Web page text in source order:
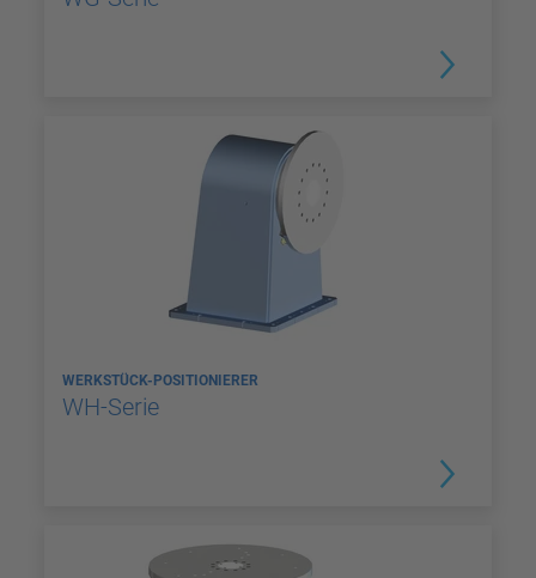
WERKSTÜCK-POSITIONIERER
WH-Serie